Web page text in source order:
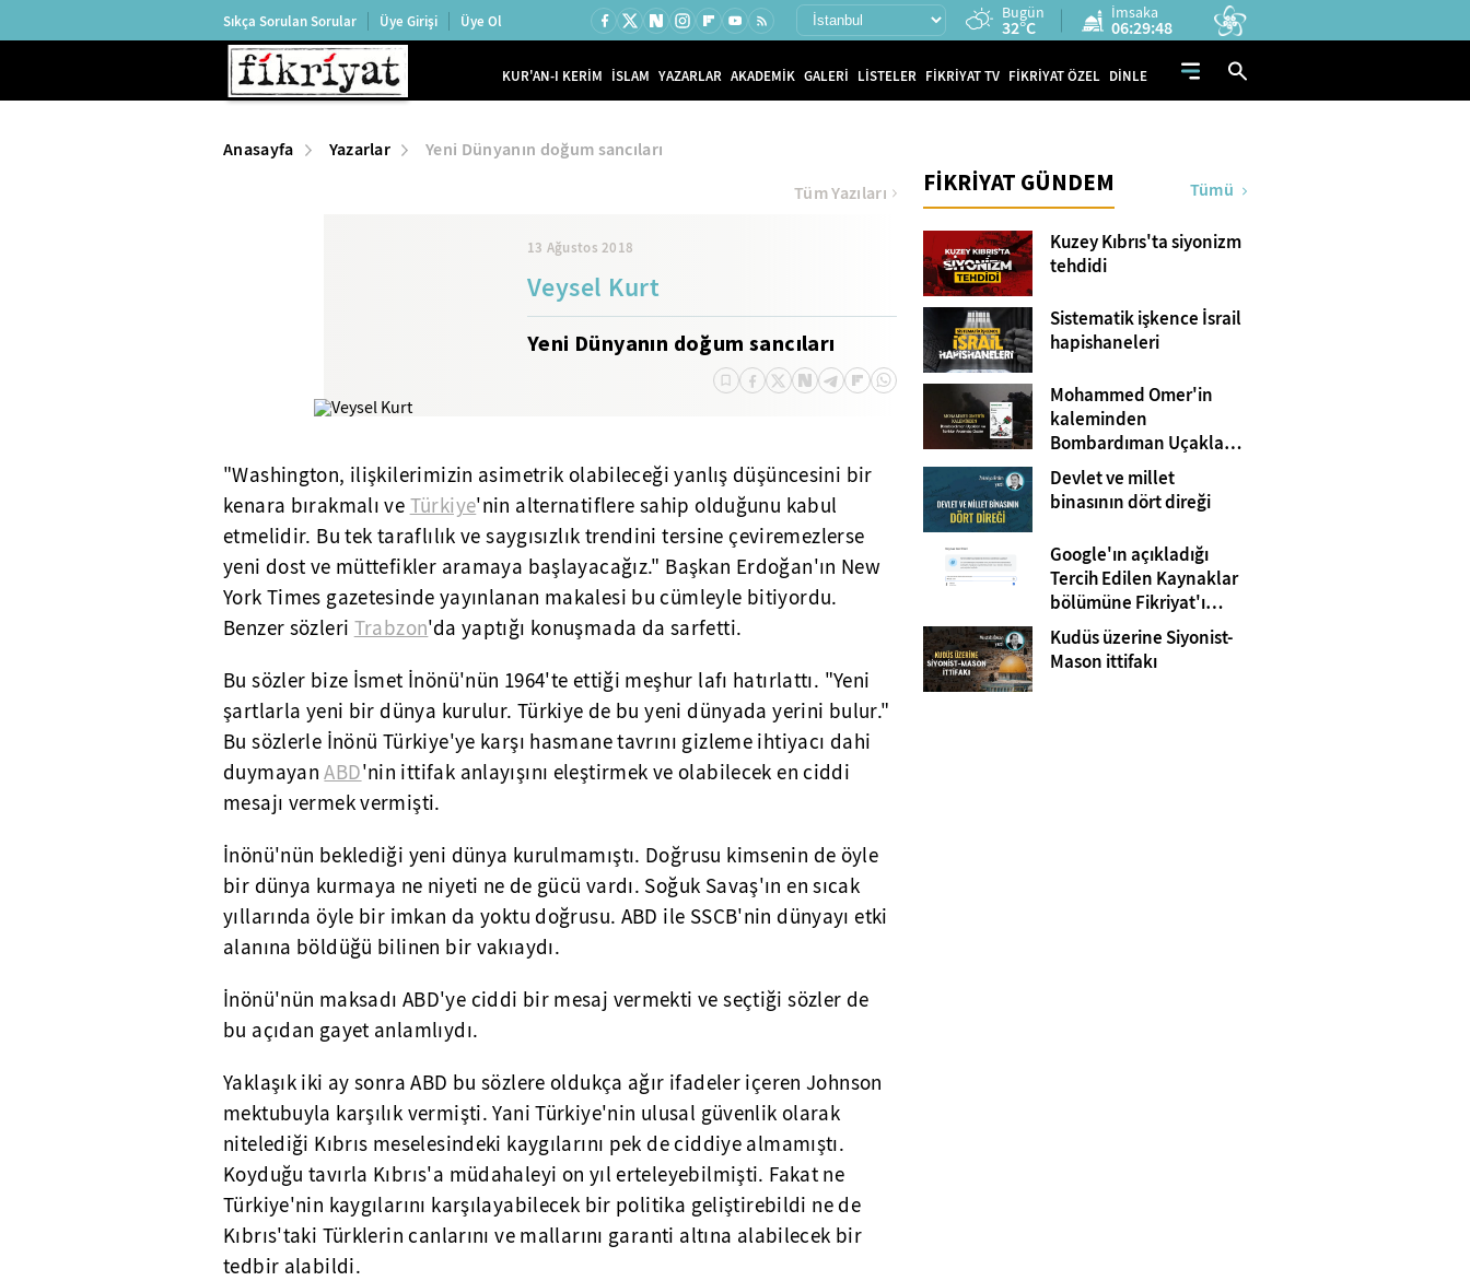
Sıkça Sorulan Sorular Üye Girişi Üye Ol Bugün
32°C
İmsaka
06:29:47
KUR'AN-I KERİM İSLAM YAZARLAR AKADEMİK GALERİ LİSTELER FİKRİYAT TV FİKRİYAT ÖZEL DİNLE
Anasayfa Yazarlar Yeni Dünyanın doğum sancıları
13 Ağustos 2018
Veysel Kurt
Yeni Dünyanın doğum sancıları
Tüm Yazıları
"Washington, ilişkilerimizin asimetrik olabileceği yanlış düşüncesini bir
kenara bırakmalı ve Türkiye'nin alternatiflere sahip olduğunu kabul
etmelidir. Bu tek taraflılık ve saygısızlık trendini tersine çeviremezlerse
yeni dost ve müttefikler aramaya başlayacağız." Başkan Erdoğan'ın New
York Times gazetesinde yayınlanan makalesi bu cümleyle bitiyordu.
Benzer sözleri Trabzon'da yaptığı konuşmada da sarfetti.
Bu sözler bize İsmet İnönü'nün 1964'te ettiği meşhur lafı hatırlattı. "Yeni
şartlarla yeni bir dünya kurulur. Türkiye de bu yeni dünyada yerini bulur."
Bu sözlerle İnönü Türkiye'ye karşı hasmane tavrını gizleme ihtiyacı dahi
duymayanABD'nin ittifak anlayışını eleştirmek ve olabilecek en ciddi
mesajı vermek vermişti.
İnönü'nün beklediği yeni dünya kurulmamıştı. Doğrusu kimsenin de öyle
bir dünya kurmaya ne niyeti ne de gücü vardı. Soğuk Savaş'ın en sıcak
yıllarında öyle bir imkan da yoktu doğrusu. ABD ile SSCB'nin dünyayı etki
alanına böldüğü bilinen bir vakıaydı.
İnönü'nün maksadı ABD'ye ciddi bir mesaj vermekti ve seçtiği sözler de
bu açıdan gayet anlamlıydı.
Yaklaşık iki ay sonra ABD bu sözlere oldukça ağır ifadeler içeren Johnson
mektubuyla karşılık vermişti. Yani Türkiye'nin ulusal güvenlik olarak
nitelediği Kıbrıs meselesindeki kaygılarını pek de ciddiye almamıştı.
Koyduğu tavırla Kıbrıs'a müdahaleyi on yıl erteleyebilmişti. Fakat ne
Türkiye'nin kaygılarını karşılayabilecek bir politika geliştirebildi ne de
Kıbrıs'taki Türklerin canlarını ve mallarını garanti altına alabilecek bir
tedbir alabildi.
FİKRİYAT GÜNDEM Tümü
Kuzey Kıbrıs'ta siyonizm
tehdidi
Sistematik işkence İsrail
hapishaneleri
Mohammed Omer'in
kaleminden
Bombardıman Uçakları
ve Tanklar Arasında
Gazze
Devlet ve millet
binasının dört direği
Google'ın açıkladığı
Tercih Edilen Kaynaklar
bölümüne Fikriyat'ı
eklemeyi unutmayın!
Kudüs üzerine Siyonist-
Mason ittifakı